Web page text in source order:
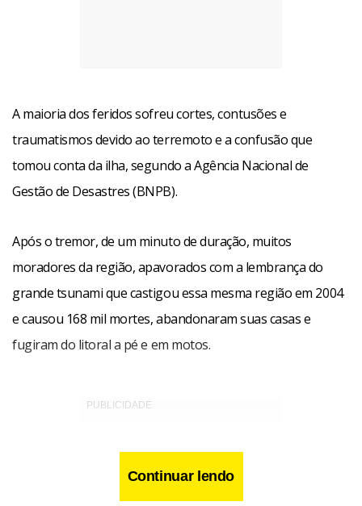
A maioria dos feridos sofreu cortes, contusões e
traumatismos devido ao terremoto e a confusão que
tomou conta da ilha, segundo a Agência Nacional de
Gestão de Desastres (BNPB).
Após o tremor, de um minuto de duração, muitos
moradores da região, apavorados com a lembrança do
grande tsunami que castigou essa mesma região em 2004
e causou 168 mil mortes, abandonaram suas casas e
fugiram do litoral a pé e em motos.
Continuar lendo